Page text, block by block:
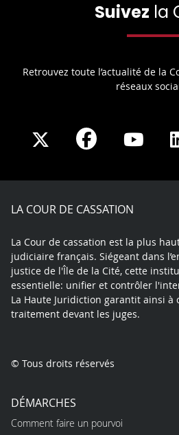
Suivez la
Retrouvez toute l’actualité de la
réseaux
Share
X
Share
Facebook
LA COUR DE CASSATION
La Cour de cassation est la plus
judiciaire français. Siégeant dans
justice de l'Île de la Cité, cette
essentielle: unifier et contrôler
La Haute Juridiction garantit ainsi à
traitement devant les juges.
© Tous droits réservés
DÉMARCHES
Comment faire un pourvoi